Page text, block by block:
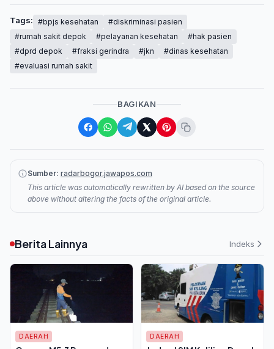
Tags: #bpjs kesehatan
#diskriminasi pasien
#rumah sakit depok
#pelayanan kesehatan
#hak pasien
#dprd depok
#fraksi gerindra #jkn
#dinas kesehatan
#evaluasi rumah sakit
BAGIKAN
Sumber: radarbogor.jawapos.com
This article was automatically rewritten by AI based on the source
above without altering the facts of the original article.
Berita Lainnya Indeks
DAERAH DAERAH